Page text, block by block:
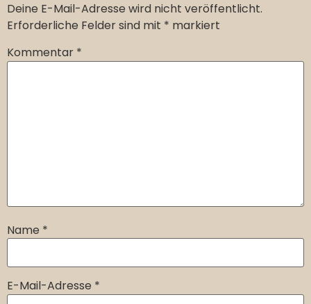
Deine E-Mail-Adresse wird nicht veröffentlicht.
Erforderliche Felder sind mit * markiert
Kommentar *
Name *
E-Mail-Adresse *